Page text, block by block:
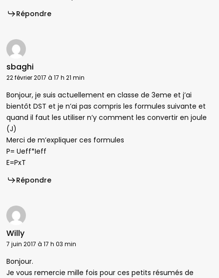
Répondre
sbaghi
22 février 2017 à 17 h 21 min
Bonjour, je suis actuellement en classe de 3eme et j’ai
bientôt DST et je n’ai pas compris les formules suivante et
quand il faut les utiliser n’y comment les convertir en joule
(J)
Merci de m’expliquer ces formules
P= Ueff*Ieff
E=PxT
Répondre
Willy
7 juin 2017 à 17 h 03 min
Bonjour.
Je vous remercie mille fois pour ces petits résumés de